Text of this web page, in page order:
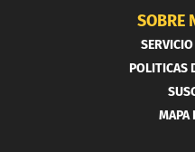
SOBRE
POLITICAS
MAPA